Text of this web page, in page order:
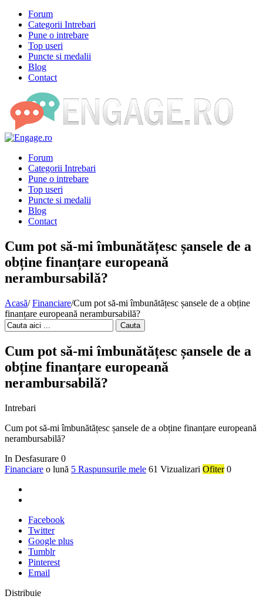
Forum
Categorii Intrebari
Pune o intrebare
Top useri
Puncte si medalii
Blog
Contact
Forum
Categorii Intrebari
Pune o intrebare
Top useri
Puncte si medalii
Blog
Contact
Cum pot să-mi îmbunătățesc șansele de a
obține finanțare europeană
nerambursabilă?
Acasă/ Financiare/Cum pot să-mi îmbunătățesc șansele de a obține
finanțare europeană nerambursabilă?
Cauta
Cum pot să-mi îmbunătățesc șansele de a
obține finanțare europeană
nerambursabilă?
Intrebari
Cum pot să-mi îmbunătățesc șansele de a obține finanțare europeană
nerambursabilă?
In Desfasurare 0
Financiare o lună 5 Raspunsurile mele 61 Vizualizari Ofiter 0
Facebook
Twitter
Google plus
Tumblr
Pinterest
Email
Distribuie